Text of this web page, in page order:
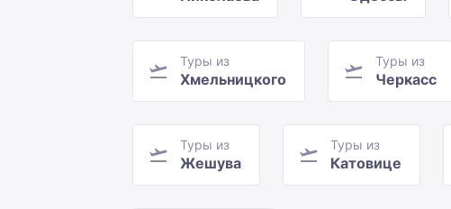
Туры из
Хмельницкого
Туры из
Черкасс
Туры из
Жешува
Туры из
Катовице